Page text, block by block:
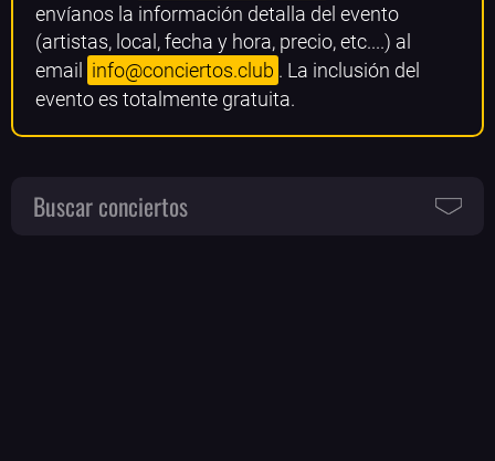
envíanos la información detalla del evento
(artistas, local, fecha y hora, precio, etc....) al
email info@conciertos.club . La inclusión del
evento es totalmente gratuita.
Buscar conciertos